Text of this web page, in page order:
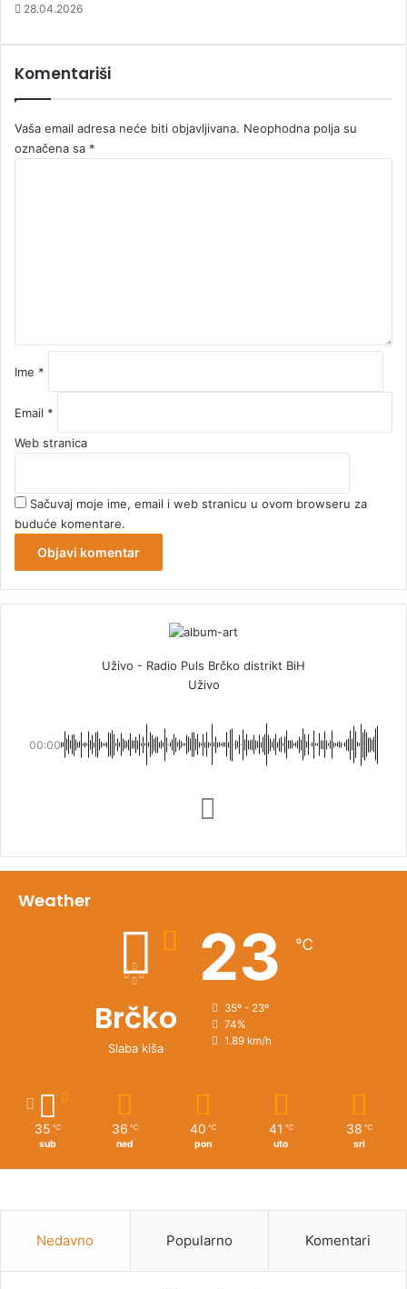
28.04.2026
Komentariši
Vaša email adresa neće biti objavljivana. Neophodna polja su
označena sa *
Ime *
Email *
Web stranica
Sačuvaj moje ime, email i web stranicu u ovom browseru za
buduće komentare.
Uživo - Radio Puls Brčko distrikt BiH
Uživo
00:00
Weather
Brčko
Slaba kiša
23 ℃
35º - 23º
74%
1.89 km/h
35 ℃
sub
36 ℃
ned
40 ℃
pon
41 ℃
uto
38 ℃
sri
Nedavno Popularno Komentari